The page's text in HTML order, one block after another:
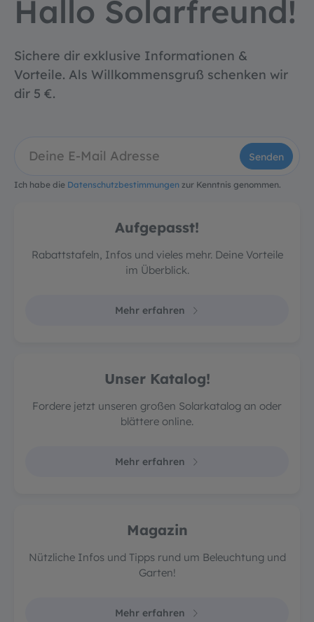
Hallo Solarfreund!
Sichere dir exklusive Informationen &
Vorteile. Als Willkommensgruß schenken wir
dir 5 €.
Senden
Ich habe die Datenschutzbestimmungen zur Kenntnis genommen.
Aufgepasst!
Rabattstafeln, Infos und vieles mehr. Deine Vorteile
im Überblick.
Mehr erfahren
Unser Katalog!
Fordere jetzt unseren großen Solarkatalog an oder
blättere online.
Mehr erfahren
Magazin
Nützliche Infos und Tipps rund um Beleuchtung und
Garten!
Mehr erfahren